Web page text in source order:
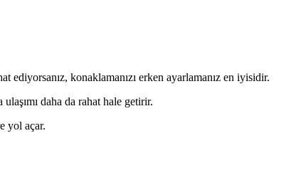
ediyorsanız, konaklamanızı erken ayarlamanız en iyisidir.
daha da rahat hale getirir.
yol açar.